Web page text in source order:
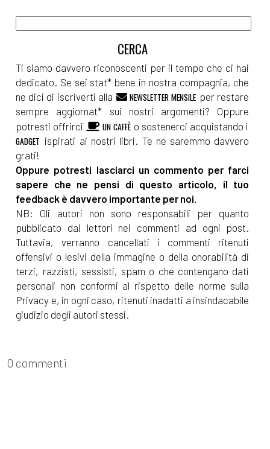
Ti siamo davvero riconoscenti per il tempo che ci hai
dedicato. Se sei stat* bene in nostra compagnia, che
ne dici di iscriverti alla
NEWSLETTER MENSILE per restare
sempre aggiornat* sui nostri argomenti? Oppure
potresti offrirci
UN CAFFÈ o sostenerci acquistando i
GADGET ispirati ai nostri libri. Te ne saremmo davvero
grati!
Oppure potresti lasciarci un commento per farci
sapere che ne pensi di questo articolo, il tuo
feedback è davvero importante per noi.
NB: Gli autori non sono responsabili per quanto
pubblicato dai lettori nei commenti ad ogni post.
Tuttavia, verranno cancellati i commenti ritenuti
offensivi o lesivi della immagine o della onorabilità di
terzi, razzisti, sessisti, spam o che contengano dati
personali non conformi al rispetto delle norme sulla
Privacy e, in ogni caso, ritenuti inadatti a insindacabile
giudizio degli autori stessi.
0 commenti